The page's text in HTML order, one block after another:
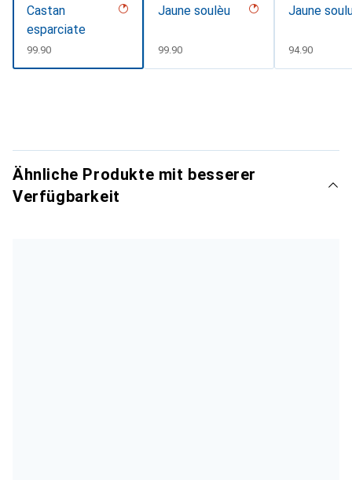
Castan
esparciate
CHF
99.90
Jaune soulèu
CHF
99.90
Jaune
CHF
94.90
Ähnliche Produkte mit besserer
Verfügbarkeit